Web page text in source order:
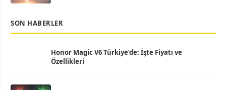
SON HABERLER
Honor Magic V6 Türkiye’de: İşte Fiyatı ve
Özellikleri